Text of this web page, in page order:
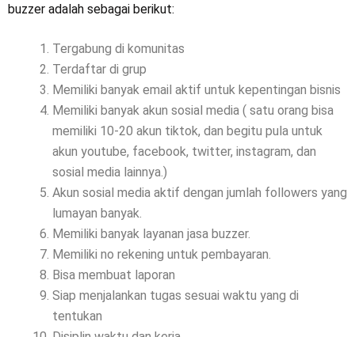
buzzer adalah sebagai berikut:
Tergabung di komunitas
Terdaftar di grup
Memiliki banyak email aktif untuk kepentingan bisnis
Memiliki banyak akun sosial media ( satu orang bisa
memiliki 10-20 akun tiktok, dan begitu pula untuk
akun youtube, facebook, twitter, instagram, dan
sosial media lainnya.)
Akun sosial media aktif dengan jumlah followers yang
lumayan banyak.
Memiliki banyak layanan jasa buzzer.
Memiliki no rekening untuk pembayaran.
Bisa membuat laporan
Siap menjalankan tugas sesuai waktu yang di
tentukan